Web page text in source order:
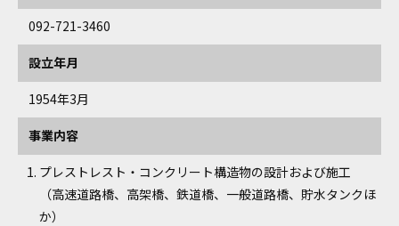
092-721-3460
設立年月
1954年3月
事業内容
プレストレスト・コンクリート構造物の設計および施工
（高速道路橋、高架橋、鉄道橋、一般道路橋、貯水タンクほ
か）